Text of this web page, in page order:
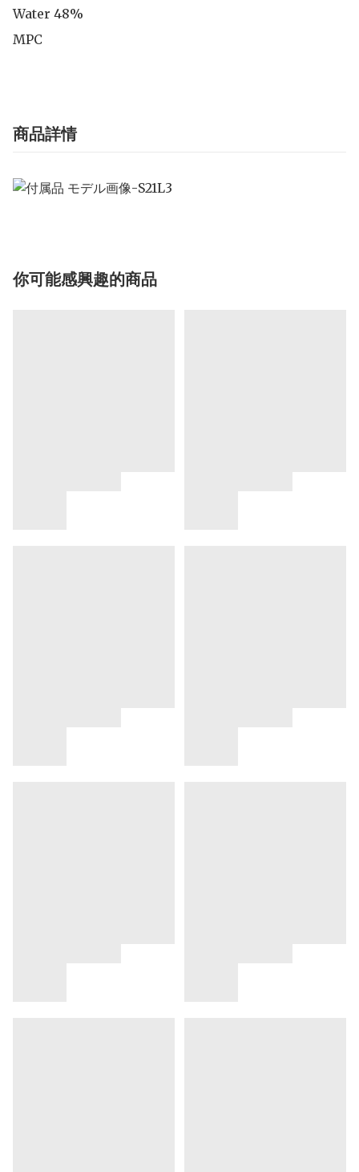
Water 48%
MPC
商品詳情
你可能感興趣的商品